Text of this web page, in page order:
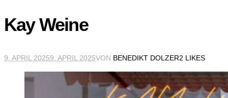
Kay Weine
9. APRIL 20259. APRIL 2025VON BENEDIKT DOLZER2 LIKES